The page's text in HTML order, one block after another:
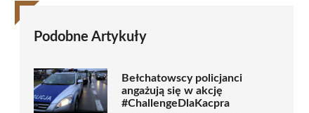
Podobne Artykuły
Bełchatowscy policjanci
angażują się w akcję
#ChallengeDlaKacpra